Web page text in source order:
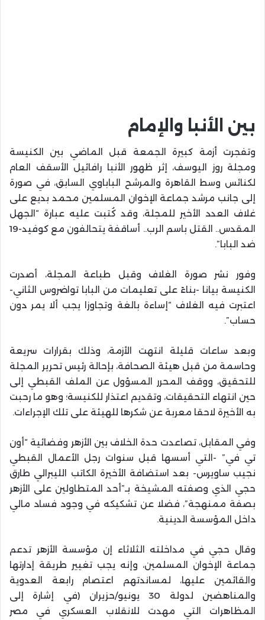
بين الأنبا والإمام
وتفجرت أزمة كبيرة الجمعة قبل الماضي بين الكنيسة
ومجلة روز اليوسف، إثر ظهور الأنبا رافائيل الأسقف العام
لكنائس وسط القاهرة والمرشح الباباوي السابق، في صورة
إلى جانب مرشد جماعة الإخوان المسلمين محمد بديع على
غلاف العدد الأخير للمجلة، وقد كُتبت عليه عبارة “الجهل
المقدس.. القتل باسم الرب.. أساقفة يتحالفون مع كوفيد-19
ضد البابا”.
وفور نشر صورة الغلاف وقبل طباعة المجلة، أصدرت
الكنيسة بيانا -بناءً على تعليمات من البابا تواضروس الثاني-
اعتبرت فيه الغلاف “إساءة بالغة وتجاوزا يجب ألا يمر دون
حساب”.
وبعد ساعات قليلة انتهت الأزمة، وذلك بقرارات سريعة
وحاسمة من قبل هيئة الصحافة، بإحالة رئيس تحرير المجلة
للتحقيق، ووقف المحرر المسؤول عن الملف القبطي إلى
حين انتهاء التحقيقات، وتقديم اعتذار للكنيسة؛ وهو ما رحبت
به الأخيرة لاحقا معربة عن شكرها للهيئة على تلك الإجراءات.
وفي المقابل، تصاعدت حدة الخلاف بين الأزهر وفضائية “أون
تي في” -التي أسسها قبل سنوات رجل الأعمال القبطي
نجيب ساويرس- بعد استضافة الأخيرة الكاتب الليبرالي طارق
حجي الذي وصفته المشيخة بـ”أحد المتطاولين على الأزهر
بصفة ممنهجة”، فضلا عن تشكيكه في وجود فساد مالي
داخل المؤسسة الدينية.
وقال حجي في مداخلته الثلاثاء إن مؤسسة الأزهر تدعم
جماعة الإخوان المسلمين، وإنه يجب تغيير طريقة إدارتها
والقائمين عليها، لمساندتهم اعتصام رابعة العدوية
والمناهضين لدولة 30 يونيو/حزيران (في إشارة إلى
المظاهرات التي مهدت للانقلاب العسكري في مصر